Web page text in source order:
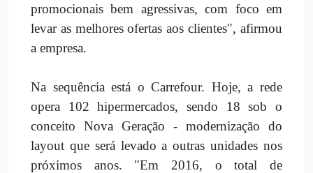
promocionais bem agressivas, com foco em
levar as melhores ofertas aos clientes", afirmou
a empresa.
Na sequência está o Carrefour. Hoje, a rede
opera 102 hipermercados, sendo 18 sob o
conceito Nova Geração - modernização do
layout que será levado a outras unidades nos
próximos anos. "Em 2016, o total de